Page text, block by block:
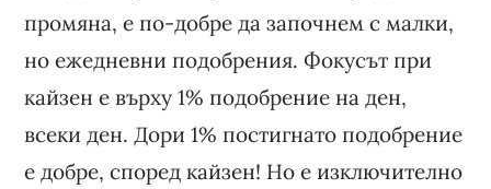
промяна, е по-добре да започнем с малки,
но ежедневни подобрения. Фокусът при
кайзен е върху 1% подобрение на ден,
всеки ден. Дори 1% постигнато подобрение
е добре, според кайзен! Но е изключително